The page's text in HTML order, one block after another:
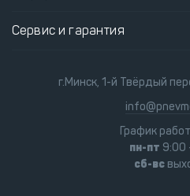
Сервис и гарантия
г.Минск, 1-й Твёрдый
График
пн-пт 9:00
сб-вс